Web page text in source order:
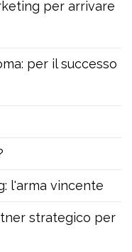
per arrivare
per il successo
l'arma vincente
strategico per